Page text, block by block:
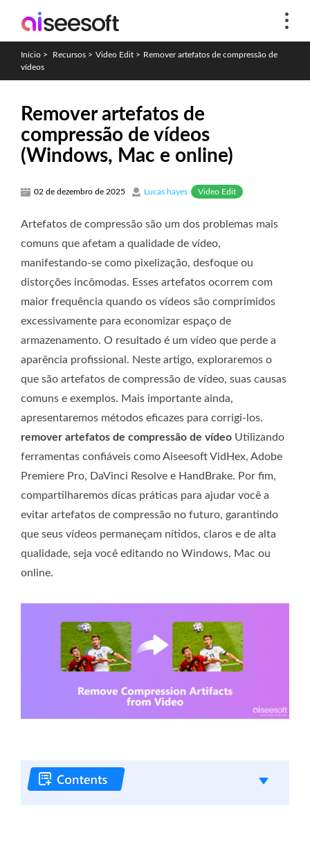
Início > Recursos > Video Edit > Remover artefatos de compressão de
vídeos
Remover artefatos de
compressão de vídeos
(Windows, Mac e online)
02 de dezembro de 2025 Lucas hayes Video Edit
Artefatos de compressão são um dos problemas mais
comuns que afetam a qualidade de vídeo,
manifestando-se como pixelização, desfoque ou
distorções incômodas. Esses artefatos ocorrem com
maior frequência quando os vídeos são comprimidos
excessivamente para economizar espaço de
armazenamento. O resultado é um vídeo que perde a
aparência profissional. Neste artigo, exploraremos o
que são artefatos de compressão de vídeo, suas causas
comuns e exemplos. Mais importante ainda,
apresentaremos métodos eficazes para corrigi-los.
remover artefatos de compressão de vídeo Utilizando
ferramentas confiáveis ​​como Aiseesoft VidHex, Adobe
Premiere Pro, DaVinci Resolve e HandBrake. Por fim,
compartilharemos dicas práticas para ajudar você a
evitar artefatos de compressão no futuro, garantindo
que seus vídeos permaneçam nítidos, claros e de alta
qualidade, seja você editando no Windows, Mac ou
online.